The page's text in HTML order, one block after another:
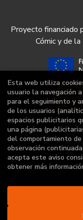
Proyecto financiado
Cómic y de
Esta web utiliza
usuario la navegación
para el seguimiento y
de los usuarios
espacios publicitarios
una página
del comportamiento
observación
acepta este aviso
obtener más